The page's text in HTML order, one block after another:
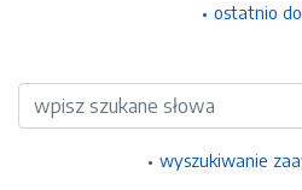
ostatnio
Wyszukiwarka
wyszukiwanie